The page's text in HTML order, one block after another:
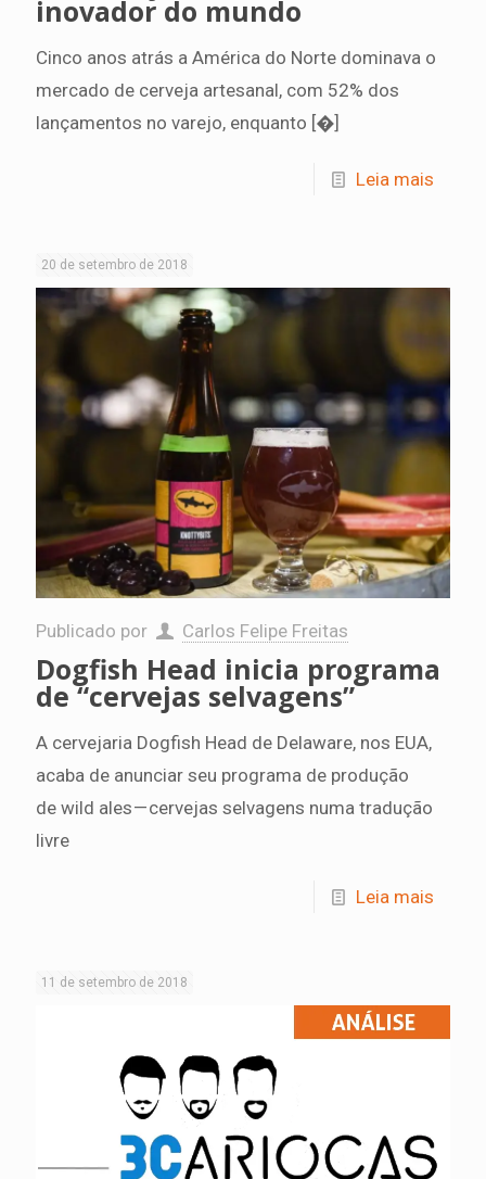
inovador do mundo
Cinco anos atrás a América do Norte dominava o
mercado de cerveja artesanal, com 52% dos
lançamentos no varejo, enquanto [�]
Leia mais
20 de setembro de 2018
Publicado por Carlos Felipe Freitas
Dogfish Head inicia programa
de “cervejas selvagens”
A cervejaria Dogfish Head de Delaware, nos EUA,
acaba de anunciar seu programa de produção
de wild ales — cervejas selvagens numa tradução
livre
Leia mais
11 de setembro de 2018